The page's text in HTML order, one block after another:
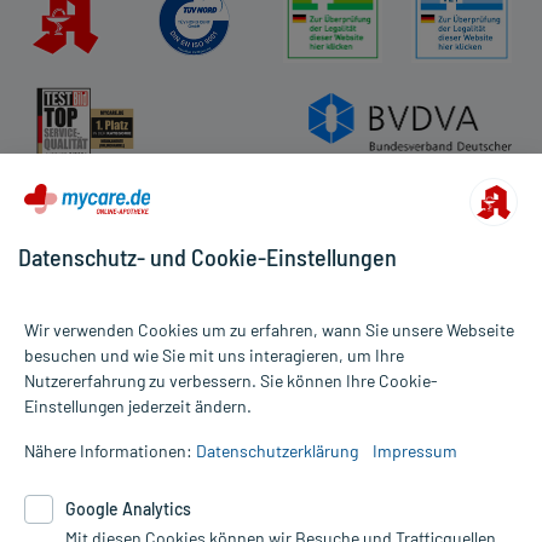
Alle Preise gelten inkl. MwSt., ggf. zzgl. Versandkosten
Informationen auf dieser Website werden ausschließlich für
die Untersuchung und Behandlung durch einen Arzt. Bitte
Therapien eingeleitet werden können. | Diese Webseite benutzt
Datenschutz- und Cookie-Einstellungen
Wir verwenden Cookies um zu erfahren, wann Sie unsere Webseite
besuchen und wie Sie mit uns interagieren, um Ihre
Nutzererfahrung zu verbessern. Sie können Ihre Cookie-
Einstellungen jederzeit ändern.
Nähere Informationen: Datenschutzerklärung Impressum
Google Analytics
Mit diesen Cookies können wir Besuche und Trafficquellen